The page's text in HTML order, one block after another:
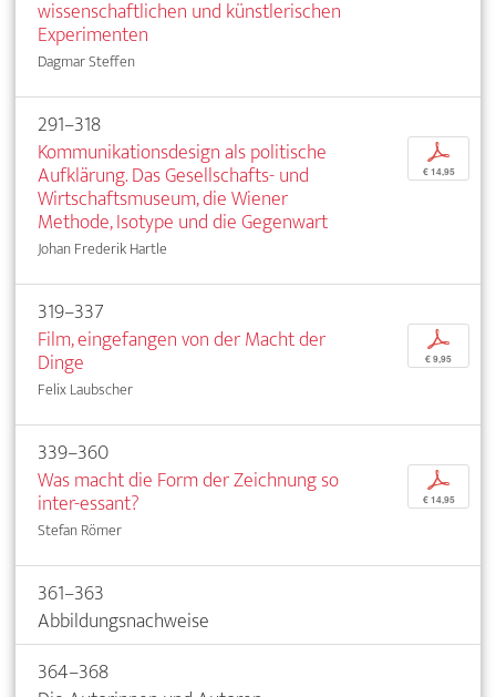
wissenschaftlichen und künstlerischen
Experimenten
Dagmar Steffen
291–318
Kommunikationsdesign als politische
Aufklärung. Das Gesellschafts- und
Wirtschaftsmuseum, die Wiener
Methode, Isotype und die Gegenwart
Johan Frederik Hartle
p
€ 14,95
319–337
Film, eingefangen von der Macht der
Dinge
Felix Laubscher
p
€ 9,95
339–360
Was macht die Form der Zeichnung so
inter-essant?
Stefan Römer
p
€ 14,95
361–363
Abbildungsnachweise
364–368